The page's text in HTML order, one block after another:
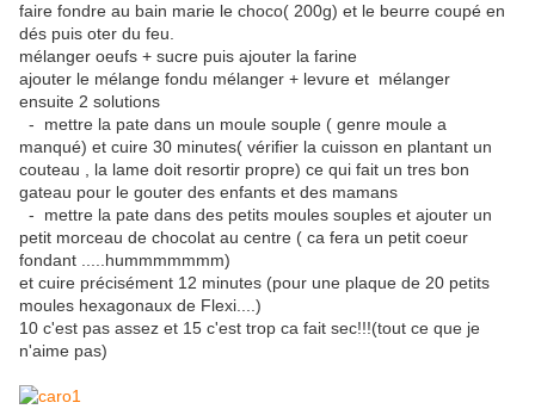
faire fondre au bain marie le choco( 200g) et le beurre coupé en
dés puis oter du feu.
mélanger oeufs + sucre puis ajouter la farine
ajouter le mélange fondu mélanger + levure et mélanger
ensuite 2 solutions
- mettre la pate dans un moule souple ( genre moule a
manqué) et cuire 30 minutes( vérifier la cuisson en plantant un
couteau , la lame doit resortir propre) ce qui fait un tres bon
gateau pour le gouter des enfants et des mamans
- mettre la pate dans des petits moules souples et ajouter un
petit morceau de chocolat au centre ( ca fera un petit coeur
fondant .....hummmmmmm)
et cuire précisément 12 minutes (pour une plaque de 20 petits
moules hexagonaux de Flexi....)
10 c'est pas assez et 15 c'est trop ca fait sec!!!(tout ce que je
n'aime pas)